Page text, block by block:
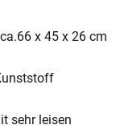
x 45 x 26 cm
sehr leisen